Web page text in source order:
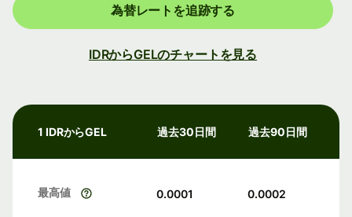
為替レートを追跡する
IDRからGELのチャートを見る
1 IDRからGEL 過去30日間 過去90日間
最高値 0.0001 0.0002